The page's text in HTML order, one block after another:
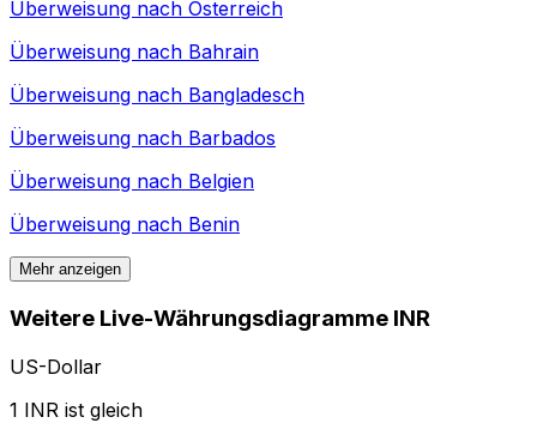
Überweisung nach Österreich
Überweisung nach Bahrain
Überweisung nach Bangladesch
Überweisung nach Barbados
Überweisung nach Belgien
Überweisung nach Benin
Mehr anzeigen
Weitere Live-Währungsdiagramme INR
US-Dollar
1 INR ist gleich